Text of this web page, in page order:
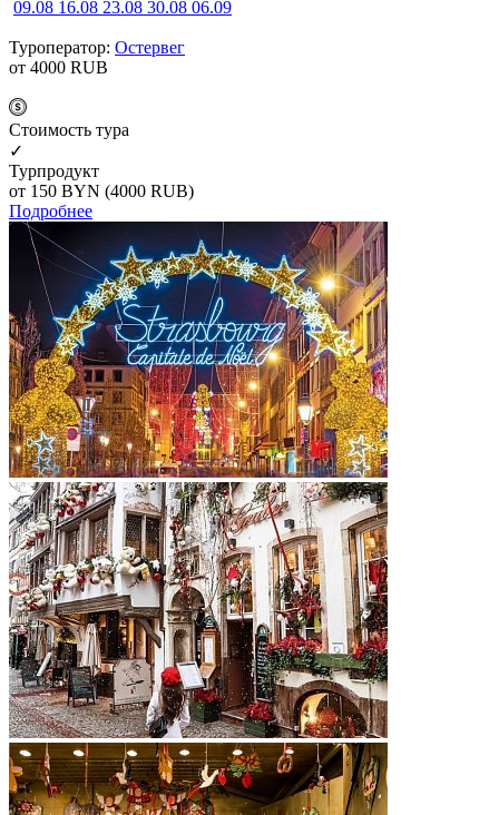
09.08 16.08 23.08 30.08 06.09
Туроператор: Остервег
от 4000 RUB
Cтоимость тура
✓
Турпродукт
от 150 BYN (4000 RUB)
Подробнее